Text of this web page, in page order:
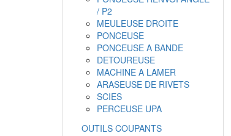
/ P2
MEULEUSE DROITE
PONCEUSE
PONCEUSE A BANDE
DETOUREUSE
MACHINE A LAMER
ARASEUSE DE RIVETS
SCIES
PERCEUSE UPA
OUTILS COUPANTS